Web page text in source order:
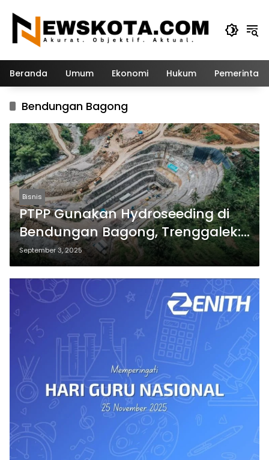
konten
Beranda Umum Ekonomi Hukum
Bendungan Bagong
Bisnis
PTPP Gunakan Hydroseeding di
Bendungan Bagong, Trenggalek:
Proyek Berkelanjutan
September 3, 2025